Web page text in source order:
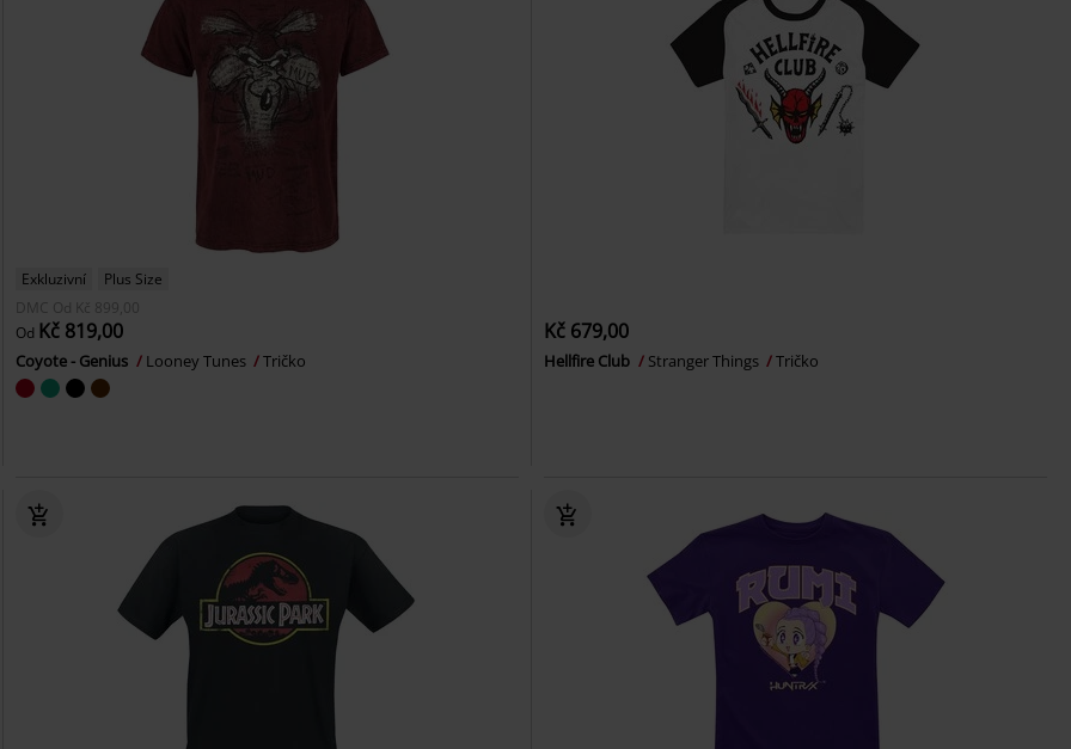
Exkluzivní
Plus Size
DMC Od Kč 899,00
Od Kč 819,00
Coyote - Genius Looney Tunes Tričko
Kč 679,00
Hellfire Club Stranger Things Tričko